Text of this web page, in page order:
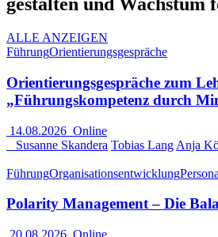
ALLE ANZEIGEN
FührungOrientierungsgespräche
Orientierungsgespräche zum
„Führungskompetenz durch
14.08.2026 Online
Susanne Skandera Tobias Lang Anja
FührungOrganisationsentwicklung
Polarity Management – Die
20.08.2026 Online